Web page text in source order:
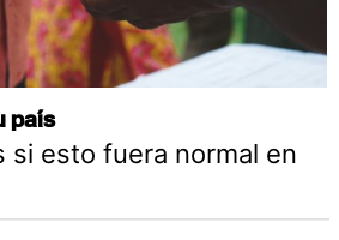
país
si esto fuera normal en